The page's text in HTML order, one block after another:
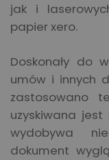
jak i
papier xero.
Doskonały do
umów i innych
zastosowano
uzyskiwana
wydobywa
dokument